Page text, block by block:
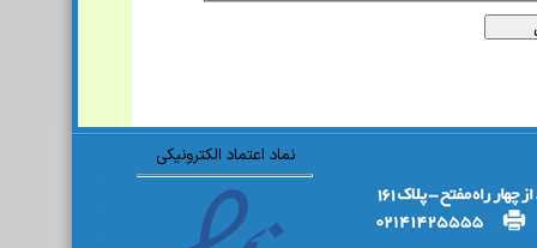
نماد اعتماد الکترونیکی